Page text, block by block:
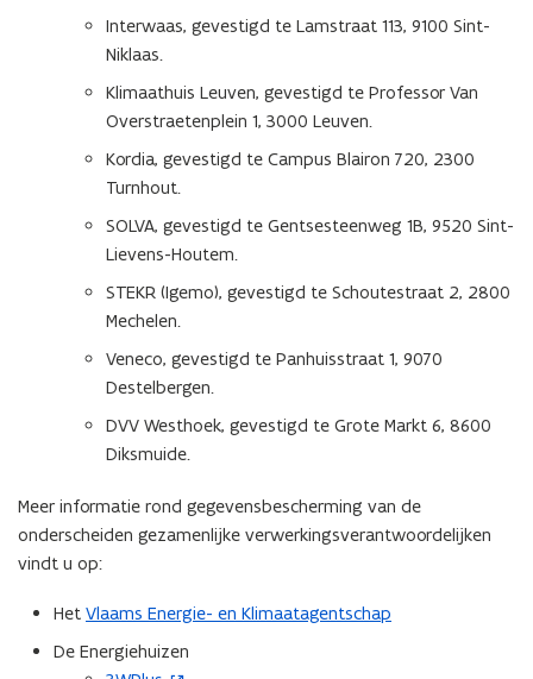
Interwaas, gevestigd te Lamstraat 113, 9100 Sint-
Niklaas.
Klimaathuis Leuven, gevestigd te Professor Van
Overstraetenplein 1, 3000 Leuven.
Kordia, gevestigd te Campus Blairon 720, 2300
Turnhout.
SOLVA, gevestigd te Gentsesteenweg 1B, 9520 Sint-
Lievens-Houtem.
STEKR (Igemo), gevestigd te Schoutestraat 2, 2800
Mechelen.
Veneco, gevestigd te Panhuisstraat 1, 9070
Destelbergen.
DVV Westhoek, gevestigd te Grote Markt 6, 8600
Diksmuide.
Meer informatie rond gegevensbescherming van de
onderscheiden gezamenlijke verwerkingsverantwoordelijken
vindt u op:
Het Vlaams Energie- en Klimaatagentschap
De Energiehuizen